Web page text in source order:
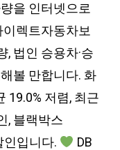
을 인터넷으로
렉트자동차보
, 법인 승용차·승
볼 만합니다. 화
19.0% 저렴, 최근
, 블랙박스
인입니다.
DB